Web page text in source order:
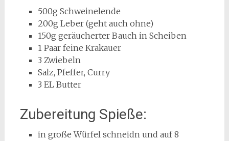
500g Schweinelende
200g Leber (geht auch ohne)
150g geräucherter Bauch in Scheiben
1 Paar feine Krakauer
3 Zwiebeln
Salz, Pfeffer, Curry
3 EL Butter
Zubereitung Spieße:
in große Würfel schneidn und auf 8